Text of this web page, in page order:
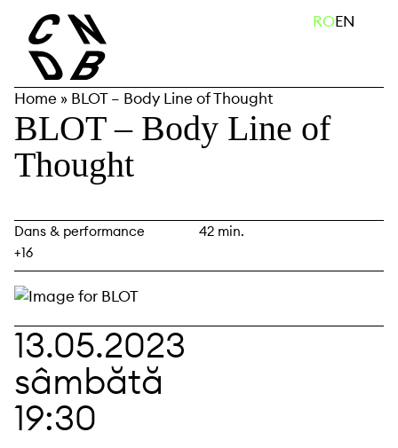
content
caută ROEN
Home » BLOT – Body Line of Thought
BLOT – Body Line of
Thought
Dans & performance
+16
42 min.
13.05.2023
sâmbătă
19:30